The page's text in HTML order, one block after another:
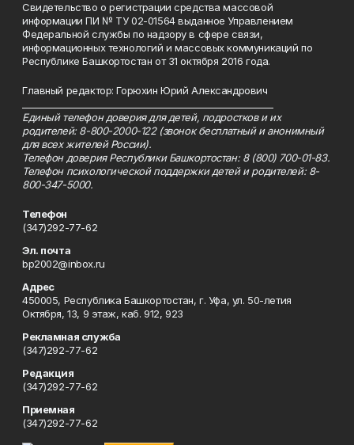
Свидетельство о регистрации средства массовой
информации ПИ № ТУ 02-01564 выданное Управлением
Федеральной службы по надзору в сфере связи,
информационных технологий и массовых коммуникаций по
Республике Башкортостан от 31 октября 2016 года.
Главный редактор: Горюхин Юрий Александрович
Единый телефон доверия для детей, подростков и их
родителей: 8-800-2000-122 (звонок бесплатный и анонимный
для всех жителей России).
Телефон доверия Республики Башкортостан: 8 (800) 700-01-83.
Телефон психологической поддержки детей и родителей: 8-
800-347-5000.
Телефон
(347)292-77-62
Эл. почта
bp2002@inbox.ru
Адрес
450005, Республика Башкортостан, г. Уфа, ул. 50-летия
Октября, 13, 9 этаж, каб. 912, 923
Рекламная служба
(347)292-77-62
Редакция
(347)292-77-62
Приемная
(347)292-77-62